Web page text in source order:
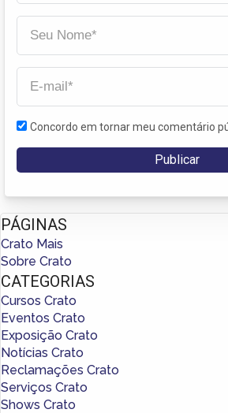
Concordo em tornar meu comentário
PÁGINAS
Crato Mais
Sobre Crato
CATEGORIAS
Cursos Crato
Eventos Crato
Exposição Crato
Notícias Crato
Reclamações Crato
Serviços Crato
Shows Crato